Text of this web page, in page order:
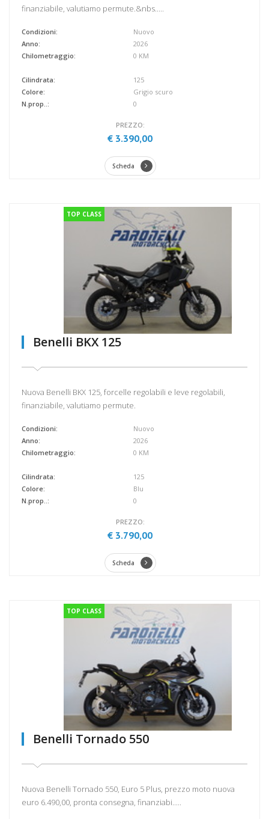
finanziabile, valutiamo permute.&nbs.....
Condizioni:
Anno:
Chilometraggio:
Nuovo
2026
0 KM
Cilindrata:
Colore:
N.prop..:
125
Grigio scuro
0
PREZZO:
€ 3.390,00
Scheda
TOP CLASS
Benelli BKX 125
Nuova Benelli BKX 125, forcelle regolabili e leve regolabili,
finanziabile, valutiamo permute.
Condizioni:
Anno:
Chilometraggio:
Nuovo
2026
0 KM
Cilindrata:
Colore:
N.prop..:
125
Blu
0
PREZZO:
€ 3.790,00
Scheda
TOP CLASS
Benelli Tornado 550
Nuova Benelli Tornado 550, Euro 5 Plus, prezzo moto nuova
euro 6.490,00, pronta consegna, finanziabi.....